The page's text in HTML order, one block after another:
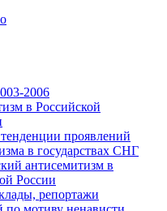
2006
в Российской
проявлений
в государствах СНГ
антисемитизм в
России
репортажи